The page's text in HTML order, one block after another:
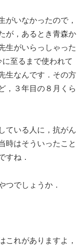
がいなかったので，
が，あるとき青森か
生がいらっしゃった
至るまで使われて
生なんです．その方
，３年目の８月くら
ている人に，抗がん
時はそういったこと
すね．
でしょうか．
れがありますよ，